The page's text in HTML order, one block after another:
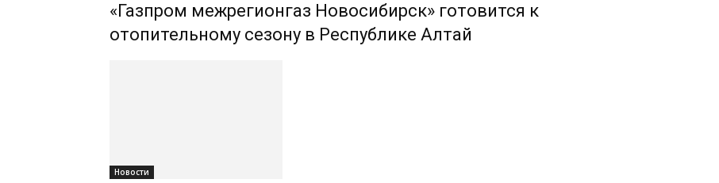
«Газпром межрегионгаз Новосибирск» готовится к
отопительному сезону в Республике Алтай
Новости